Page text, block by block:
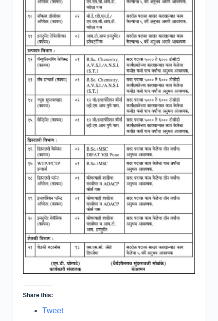
Share this:
Tweet